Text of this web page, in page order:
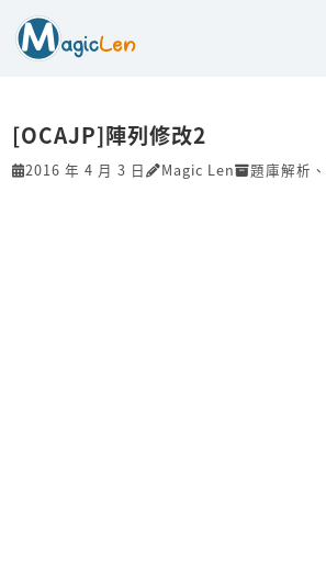
[OCAJP]陣列修改2
2016 年 4 月 3 日 Magic Len 題庫解析 、